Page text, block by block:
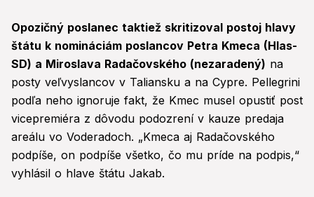
Opozičný poslanec taktiež skritizoval postoj hlavy
štátu k nomináciám poslancov Petra Kmeca (Hlas-
SD) a Miroslava Radačovského (nezaradený) na
posty veľvyslancov v Taliansku a na Cypre. Pellegrini
podľa neho ignoruje fakt, že Kmec musel opustiť post
vicepremiéra z dôvodu podozrení v kauze predaja
areálu vo Voderadoch. „Kmeca aj Radačovského
podpíše, on podpíše všetko, čo mu príde na podpis,“
vyhlásil o hlave štátu Jakab.